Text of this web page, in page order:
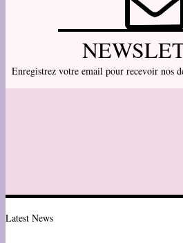
Enregistrez votre email pour recevoir nos
Latest News